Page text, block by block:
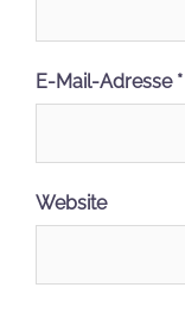
E-Mail-Adresse *
Website